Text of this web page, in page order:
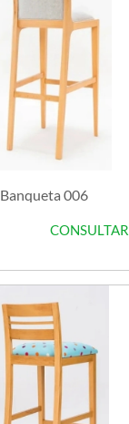
Banqueta 006
CONSULTAR